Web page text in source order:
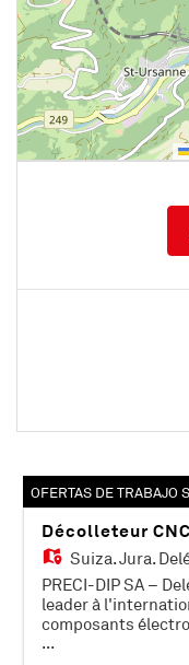
OFERTAS DE TRABAJO
Suiza,Jura,
PRECI-DIP SA –
leader à
composants
connecteurs).
...